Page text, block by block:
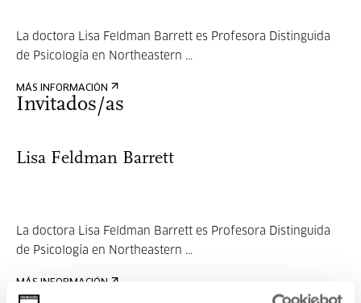
La doctora Lisa Feldman Barrett es Profesora Distinguida
de Psicología en Northeastern ...
MÁS INFORMACIÓN
Invitados/as
Lisa Feldman Barrett
La doctora Lisa Feldman Barrett es Profesora Distinguida
de Psicología en Northeastern ...
MÁS INFORMACIÓN